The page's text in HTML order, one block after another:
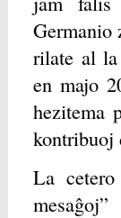
Germanio
rilate al la
en majo
hezitema
kontribuoj
La